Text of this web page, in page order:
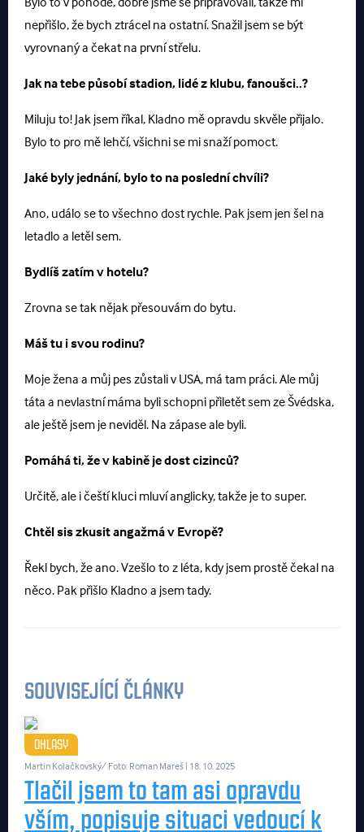
nepřišlo, že bych ztrácel na ostatní. Snažil jsem se být
vyrovnaný a čekat na první střelu.
Jak na tebe působí stadion, lidé z klubu, fanoušci..?
Miluju to! Jak jsem říkal, Kladno mě opravdu skvěle přijalo.
Bylo to pro mě lehčí, všichni se mi snaží pomoct.
Jaké byly jednání, bylo to na poslední chvíli?
Ano, událo se to všechno dost rychle. Pak jsem jen šel na
letadlo a letěl sem.
Bydlíš zatím v hotelu?
Zrovna se tak nějak přesouvám do bytu.
Máš tu i svou rodinu?
Moje žena a můj pes zůstali v USA, má tam práci. Ale můj
táta a nevlastní máma byli schopni přiletět sem ze Švédska,
ale ještě jsem je neviděl. Na zápase ale byli.
Pomáhá ti, že v kabině je dost cizinců?
Určitě, ale i čeští kluci mluví anglicky, takže je to super.
Chtěl sis zkusit angažmá v Evropě?
Řekl bych, že ano. Vzešlo to z léta, kdy jsem prostě čekal na
něco. Pak přišlo Kladno a jsem tady.
SOUVISEJÍCÍ ČLÁNKY
OHLASY
Martin Kolačkovský/ Foto: Roman Mareš | 18. 10. 2025
Tlačil jsem to tam asi opravdu
vším, popisuje situaci vedoucí k